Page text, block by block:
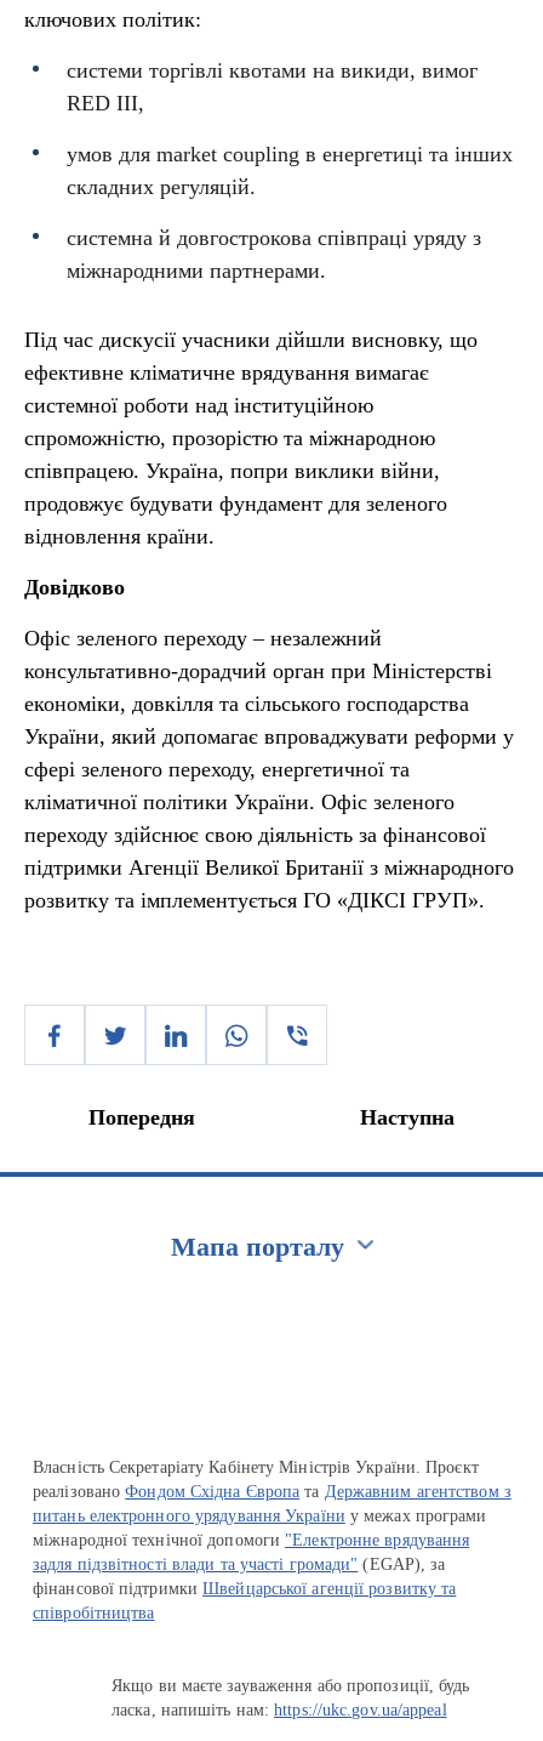
ключових політик:
системи торгівлі квотами на викиди, вимог
RED III,
умов для market coupling в енергетиці та інших
складних регуляцій.
системна й довгострокова співпраці уряду з
міжнародними партнерами.
Під час дискусії учасники дійшли висновку, що
ефективне кліматичне врядування вимагає
системної роботи над інституційною
спроможністю, прозорістю та міжнародною
співпрацею. Україна, попри виклики війни,
продовжує будувати фундамент для зеленого
відновлення країни.
Довідково
Офіс зеленого переходу – незалежний
консультативно-дорадчий орган при Міністерстві
економіки, довкілля та сільського господарства
України, який допомагає впроваджувати реформи у
сфері зеленого переходу, енергетичної та
кліматичної політики України. Офіс зеленого
переходу здійснює свою діяльність за фінансової
підтримки Агенції Великої Британії з міжнародного
розвитку та імплементується ГО «ДІКСІ ГРУП».
Попередня Наступна
Мапа порталу
Власність Секретаріату Кабінету Міністрів України. Проєкт
реалізованоФондом Східна Європа та Державним агентством з
питань електронного урядування України у межах програми
міжнародної технічної допомоги "Електронне врядування
задля підзвітності влади та участі громади" (EGAP), за
фінансової підтримкиШвейцарської агенції розвитку та
співробітництва
Якщо ви маєте зауваження або пропозиції, будь
ласка, напишіть нам:https://ukc.gov.ua/appeal